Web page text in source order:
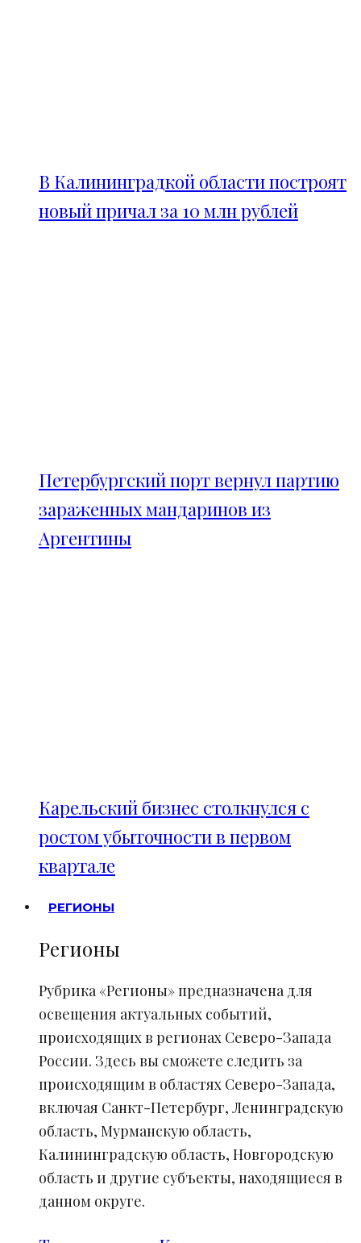
В Калининградкой области построят
новый причал за 10 млн рублей
Петербургский порт вернул партию
зараженных мандаринов из
Аргентины
Карельский бизнес столкнулся с
ростом убыточности в первом
квартале
РЕГИОНЫ
Регионы
Рубрика «Регионы» предназначена для
освещения актуальных событий,
происходящих в регионах Северо-Запада
России. Здесь вы сможете следить за
происходящим в областях Северо-Запада,
включая Санкт-Петербург, Ленинградскую
область, Мурманскую область,
Калининградскую область, Новгородскую
область и другие субъекты, находящиеся в
данном округе.